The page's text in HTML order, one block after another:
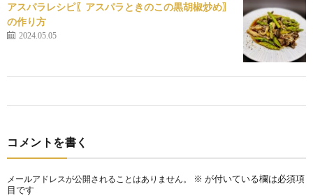
アスパラレシピ〖アスパラときのこの黒胡椒炒め〗
の作り方
2024.05.05
コメントを書く
メールアドレスが公開されることはありません。 ※ が付いている欄は必須項
目です